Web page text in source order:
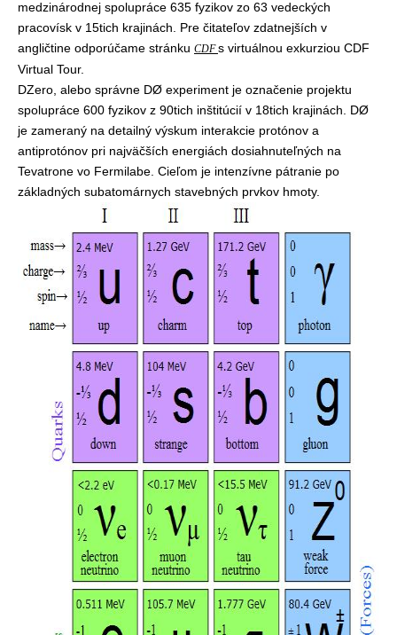
medzinárodnej spolupráce 635 fyzikov zo 63 vedeckých
pracovísk v 15tich krajinách. Pre čitateľov zdatnejších v
angličtine odporúčame stránku CDFs virtuálnou exkurziou CDF
Virtual Tour.
DZero, alebo správne DØ experiment je označenie projektu
spolupráce 600 fyzikov z 90tich inštitúcií v 18tich krajinách. DØ
je zameraný na detailný výskum interakcie protónov a
antiprotónov pri najväčších energiách dosiahnuteľných na
Tevatrone vo Fermilabe. Cieľom je intenzívne pátranie po
základných subatomárnych stavebných prvkov hmoty.